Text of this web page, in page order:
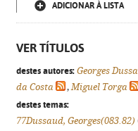
ADICIONAR À LISTA
VER TÍTULOS
destes autores: Georges
da Costa
,Miguel Torga
destes temas:
77Dussaud, Georges(083.82)